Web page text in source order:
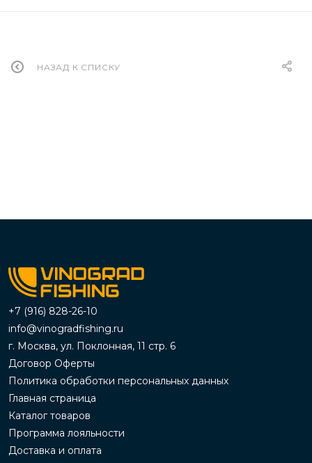
НАЗАД К СПИСКУ
+7 (916) 828-26-10
info@vinogradfishing.ru
г. Москва, ул. Поклонная, 11 стр. 6
Договор Оферты
Политика обработки персональных данных
Главная страница
Каталог товаров
Программа лояльности
Доставка и оплата